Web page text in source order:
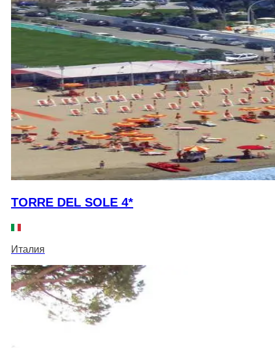
TORRE DEL SOLE 4*
Италия